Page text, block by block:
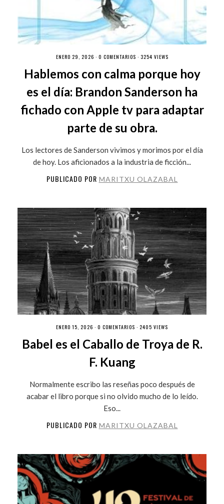
ENERO 29, 2026 · 0 COMENTARIOS · 3254 VIEWS
Hablemos con calma porque hoy
es el día: Brandon Sanderson ha
fichado con Apple tv para adaptar
parte de su obra.
Los lectores de Sanderson vivimos y morimos por el día
de hoy. Los aficionados a la industria de ficción...
PUBLICADO POR MARITXU OLAZABAL
ENERO 15, 2026 · 0 COMENTARIOS · 2405 VIEWS
Babel es el Caballo de Troya de R.
F. Kuang
Normalmente escribo las reseñas poco después de
acabar el libro porque si no olvido mucho de lo leído.
Eso...
PUBLICADO POR MARITXU OLAZABAL